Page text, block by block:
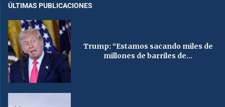
ÚLTIMAS PUBLICACIONES
Trump: “Estamos sacando miles de
millones de barriles de...